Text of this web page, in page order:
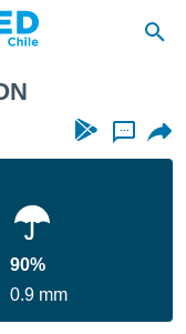
...
90%
0.9 mm